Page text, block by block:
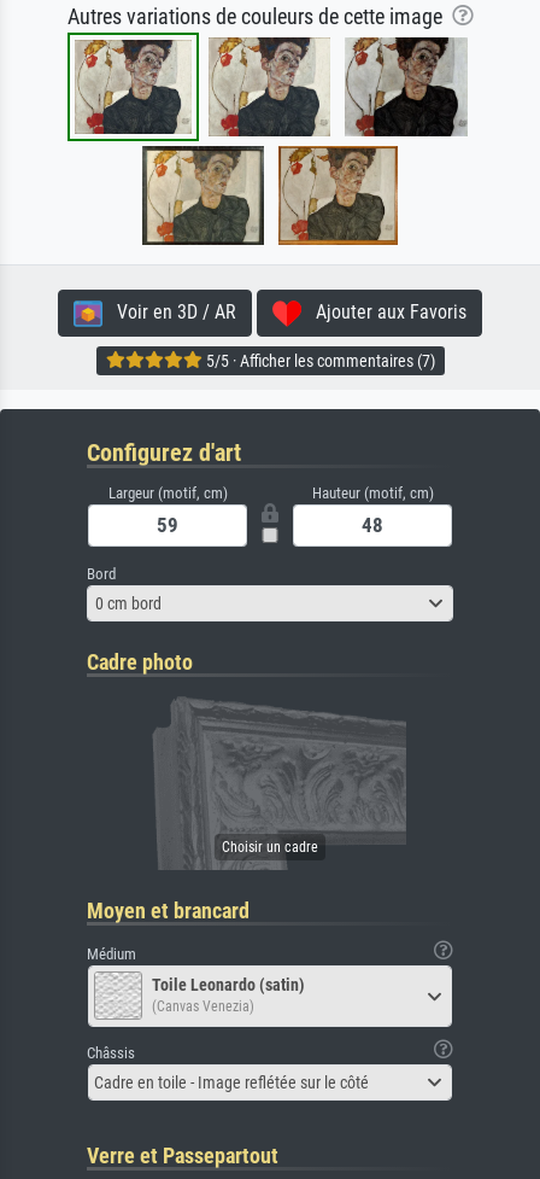
Autres variations de couleurs de cette image
Voir en 3D / AR Ajouter aux Favoris
5/5 · Afficher les commentaires (7)
Configurez d'art
Largeur (motif, cm) Hauteur (motif, cm)
Bord
0 cm bord
Cadre photo
Moyen et brancard
Médium
Toile Leonardo (satin)
(Canvas Venezia)
Châssis
Cadre en toile - Image reflétée sur le côté
Verre et Passepartout